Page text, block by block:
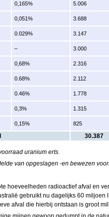
0,165% 5.006
0,051% 3.688
0.029% 3.147
– 3.000
0,68% 2.316
0.68% 2.112
0.46% 1.778
0,3% 1.315
0,15% 825
30.387
uranium erts.
van opgeslagen -en bewezen
hoeveelheden radioactief afval en
gebruikt nu dagelijks 60 miljoen
afval die hierbij ontstaan is groot